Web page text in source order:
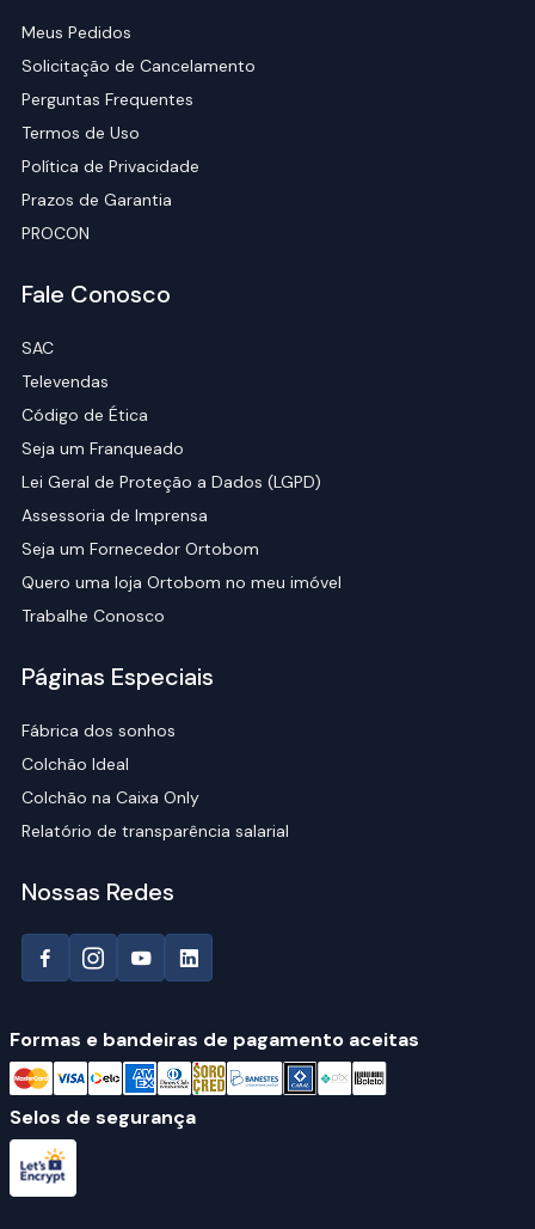
Meus Pedidos
Solicitação de Cancelamento
Perguntas Frequentes
Termos de Uso
Política de Privacidade
Prazos de Garantia
PROCON
Fale Conosco
SAC
Televendas
Código de Ética
Seja um Franqueado
Lei Geral de Proteção a Dados (LGPD)
Assessoria de Imprensa
Seja um Fornecedor Ortobom
Quero uma loja Ortobom no meu imóvel
Trabalhe Conosco
Páginas Especiais
Fábrica dos sonhos
Colchão Ideal
Colchão na Caixa Only
Relatório de transparência salarial
Nossas Redes
Formas e bandeiras de pagamento aceitas
Selos de segurança